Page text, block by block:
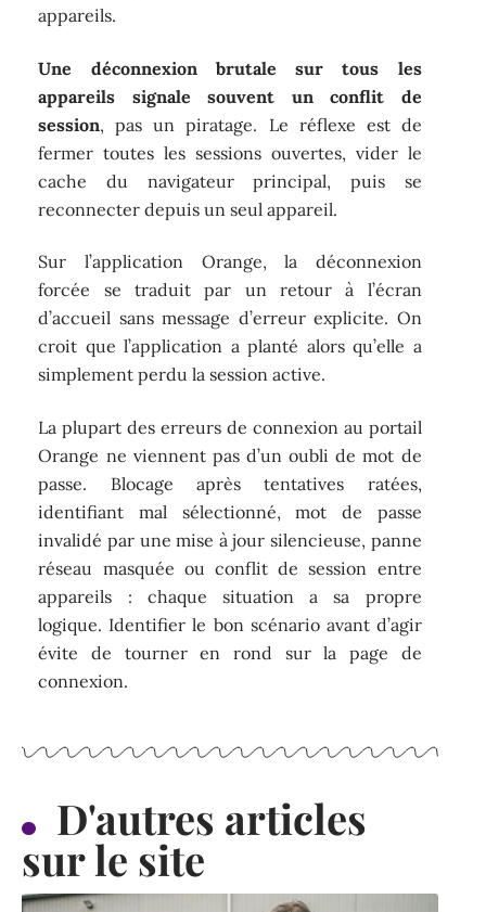
appareils.
Une déconnexion brutale sur tous les
appareils signale souvent un conflit de
session, pas un piratage. Le réflexe est de
fermer toutes les sessions ouvertes, vider le
cache du navigateur principal, puis se
reconnecter depuis un seul appareil.
Sur l’application Orange, la déconnexion
forcée se traduit par un retour à l’écran
d’accueil sans message d’erreur explicite. On
croit que l’application a planté alors qu’elle a
simplement perdu la session active.
La plupart des erreurs de connexion au portail
Orange ne viennent pas d’un oubli de mot de
passe. Blocage après tentatives ratées,
identifiant mal sélectionné, mot de passe
invalidé par une mise à jour silencieuse, panne
réseau masquée ou conflit de session entre
appareils : chaque situation a sa propre
logique. Identifier le bon scénario avant d’agir
évite de tourner en rond sur la page de
connexion.
D'autres articles
sur le site